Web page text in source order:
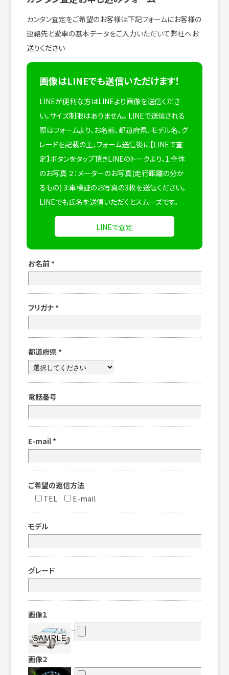
カンタン査定をご希望のお客様は下記フォームにお客様の
連絡先と愛車の基本データをご入力いただいて弊社へお
送りください
画像はLINEでも送信いただけます！
LINEが便利な方はLINEより画像を送信くださ
い。サイズ制限はありません。 LINEで送信される
際はフォームより、お名前、都道府県、モデル名、グ
レードを記載の上、フォーム送信後に【LINEで査
定】ボタンをタップ頂きLINEのトークより、1:全体
のお写真 ２：メーターのお写真(走行距離の分か
るもの) 3:車検証のお写真の3枚を送信ください。
LINEでも氏名を送信いただくとスムーズです。
LINEで査定
お名前 *
フリガナ *
都道府県 *
電話番号
E-mail *
ご希望の返信方法
TEL
E-mail
モデル
グレード
画像１
画像２